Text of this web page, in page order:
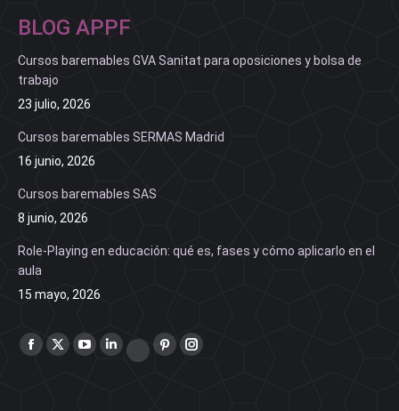
BLOG APPF
Cursos baremables GVA Sanitat para oposiciones y bolsa de
trabajo
23 julio, 2026
Cursos baremables SERMAS Madrid
16 junio, 2026
Cursos baremables SAS
8 junio, 2026
Role-Playing en educación: qué es, fases y cómo aplicarlo en el
aula
15 mayo, 2026
Find us on:
Facebook
X
YouTubeLinkedin
VimeoPinterestInstagram